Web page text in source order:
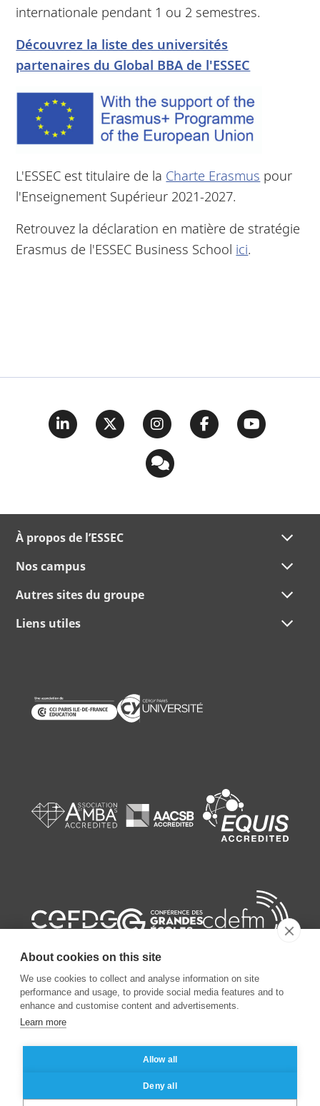
internationale pendant 1 ou 2 semestres.
Découvrez la liste des universités
partenaires du Global BBA de l'ESSEC
L'ESSEC est titulaire de la Charte Erasmus pour
l'Enseignement Supérieur 2021-2027.
Retrouvez la déclaration en matière de stratégie
Erasmus de l'ESSEC Business School ici.
À propos de l’ESSEC
Nos campus
Autres sites du groupe
Liens utiles
©2026ESSEC Business School
Protection des données personnelles
About cookies on this site
We use cookies to collect and analyse information on site
performance and usage, to provide social media features and to
enhance and customise content and advertisements.
Learn more
Allow all
Deny all